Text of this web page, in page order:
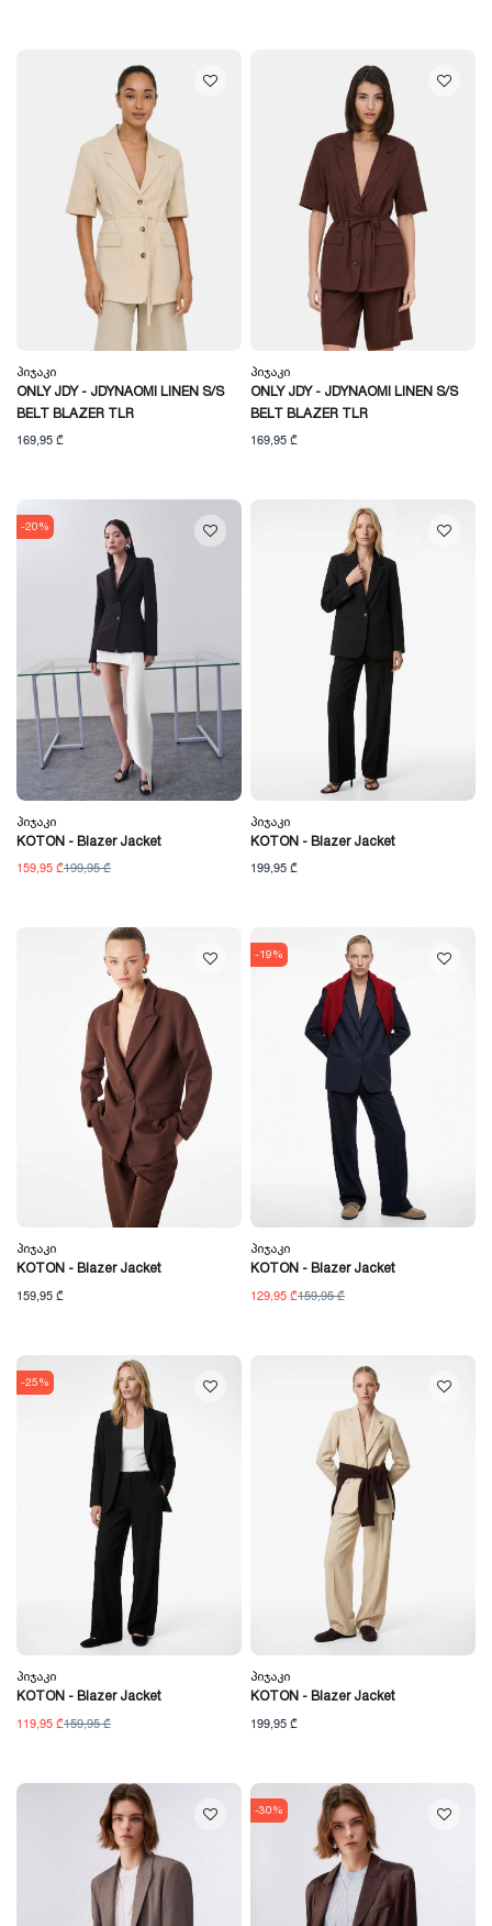
Პიჯაკი
ONLY JDY - JDYNAOMI LINEN S/S
BELT BLAZER TLR
169,95 ₾
Პიჯაკი
ONLY JDY - JDYNAOMI LINEN S/S
BELT BLAZER TLR
169,95 ₾
-20%
Პიჯაკი
KOTON - Blazer Jacket
159,95 ₾199,95 ₾
Პიჯაკი
KOTON - Blazer Jacket
199,95 ₾
Პიჯაკი
KOTON - Blazer Jacket
159,95 ₾
-19%
Პიჯაკი
KOTON - Blazer Jacket
129,95 ₾159,95 ₾
-25%
Პიჯაკი
KOTON - Blazer Jacket
119,95 ₾159,95 ₾
Პიჯაკი
KOTON - Blazer Jacket
199,95 ₾
-30%